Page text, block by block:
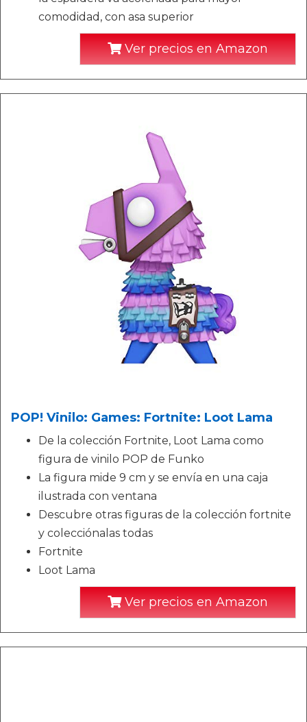
comodidad, con asa superior
Ver precios en Amazon
POP! Vinilo: Games: Fortnite: Loot Lama
De la colección Fortnite, Loot Lama como
figura de vinilo POP de Funko
La figura mide 9 cm y se envía en una caja
ilustrada con ventana
Descubre otras figuras de la colección fortnite
y colecciónalas todas
Fortnite
Loot Lama
Ver precios en Amazon